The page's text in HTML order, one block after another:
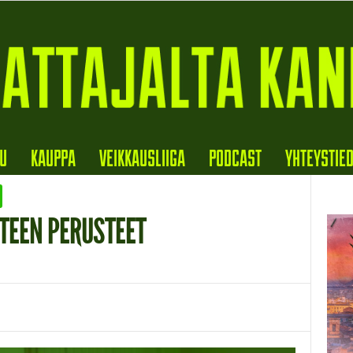
KAUPPA VEIKKAUSLIIGA PODCAST
PERUSTEET